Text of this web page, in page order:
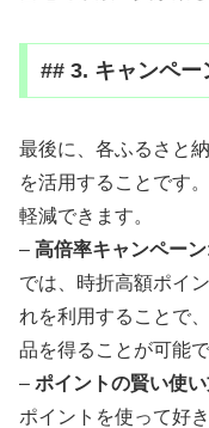
## 3. キャンペ
最後に、各ふるさと
を活用することです
軽減できます。
– 高倍率キャンペーン
では、時折高額ポイ
れを利用することで
品を得ることが可能で
– ポイントの賢い使
ポイントを使って好